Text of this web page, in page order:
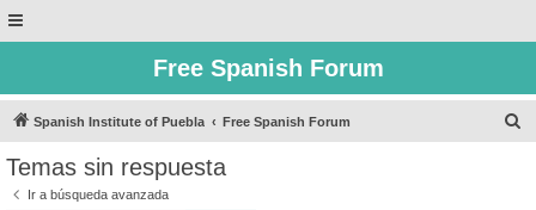
Free Spanish Forum
Spanish Institute of Puebla Free Spanish Forum
Temas sin respuesta
Ir a búsqueda avanzada